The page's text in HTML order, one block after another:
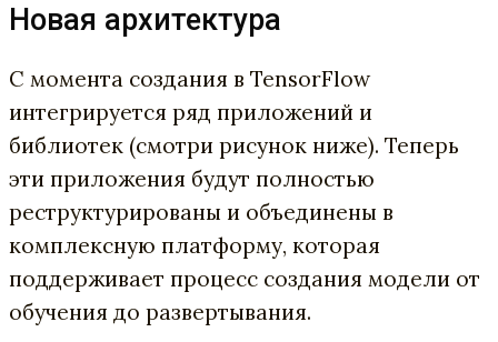
Новая архитектура
С момента создания в TensorFlow
интегрируется ряд приложений и
библиотек (смотри рисунок ниже). Теперь
эти приложения будут полностью
реструктурированы и объединены в
комплексную платформу, которая
поддерживает процесс создания модели от
обучения до развертывания.